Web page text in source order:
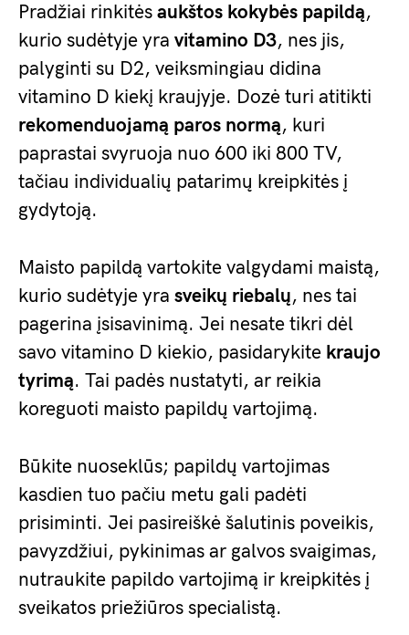
Pradžiai rinkitės aukštos kokybės papildą,
kurio sudėtyje yra vitamino D3, nes jis,
palyginti su D2, veiksmingiau didina
vitamino D kiekį kraujyje. Dozė turi atitikti
rekomenduojamą paros normą, kuri
paprastai svyruoja nuo 600 iki 800 TV,
tačiau individualių patarimų kreipkitės į
gydytoją.
Maisto papildą vartokite valgydami maistą,
kurio sudėtyje yra sveikų riebalų, nes tai
pagerina įsisavinimą. Jei nesate tikri dėl
savo vitamino D kiekio, pasidarykite kraujo
tyrimą. Tai padės nustatyti, ar reikia
koreguoti maisto papildų vartojimą.
Būkite nuoseklūs; papildų vartojimas
kasdien tuo pačiu metu gali padėti
prisiminti. Jei pasireiškė šalutinis poveikis,
pavyzdžiui, pykinimas ar galvos svaigimas,
nutraukite papildo vartojimą ir kreipkitės į
sveikatos priežiūros specialistą.